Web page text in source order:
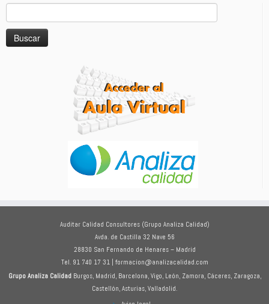
Auditar Calidad Consultores (Grupo Analiza Calidad)
Avda. de Castilla 32 Nave 56
28830 San Fernando de Henares – Madrid
Tel. 91 740 17 31 | formacion@analizacalidad.com
Grupo Analiza CalidadBurgos, Madrid, Barcelona, Vigo, León, Zamora, Cáceres, Zaragoza,
Castellón, Asturias, Valladolid.